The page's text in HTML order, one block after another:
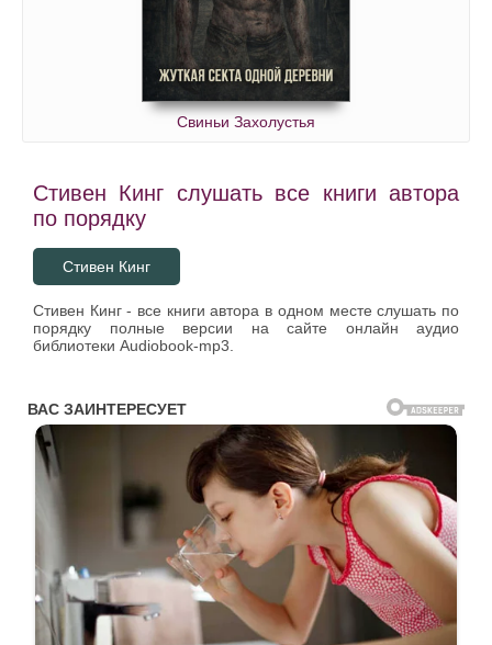
Свиньи Захолустья
Стивен Кинг слушать все книги автора
по порядку
Стивен Кинг
Стивен Кинг - все книги автора в одном месте слушать по
порядку полные версии на сайте онлайн аудио
библиотеки Audiobook-mp3.